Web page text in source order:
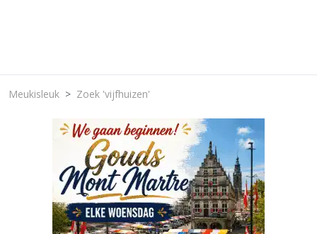
Meukisleuk Zoek 'vijfhuizen'